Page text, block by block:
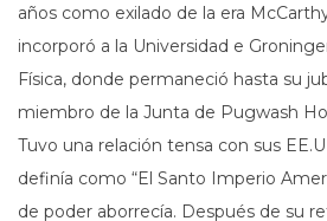
años como exilado de la era
incorporó a la Universidad e
Física, donde permaneció hasta su
miembro de la Junta de Pugwash
Tuvo una relación tensa con sus
definía como “El Santo Imperio
de poder aborrecía. Después de su